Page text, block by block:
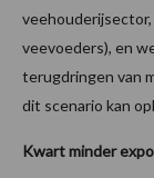
veehouderijsector,
veevoeders), en
terugdringen van
dit scenario kan
Kwart minder